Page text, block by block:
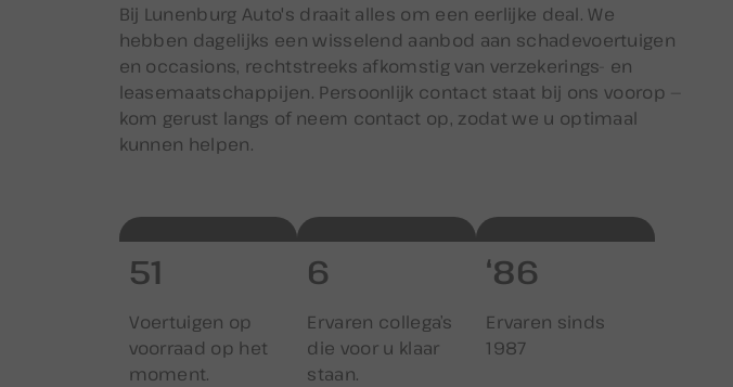
Bij Lunenburg Auto's draait alles om een eerlijke deal. We
hebben dagelijks een wisselend aanbod aan schadevoertuigen
en occasions, rechtstreeks afkomstig van verzekerings- en
leasemaatschappijen. Persoonlijk contact staat bij ons voorop —
kom gerust langs of neem contact op, zodat we u optimaal
kunnen helpen.
51
Voertuigen op
voorraad op het
moment.
7
Ervaren collega’s
die voor u klaar
staan.
‘87
Ervaren sinds
1987